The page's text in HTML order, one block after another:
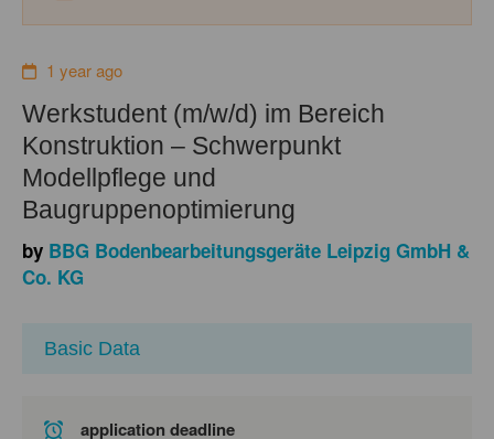
1 year ago
Werkstudent (m/w/d) im Bereich
Konstruktion – Schwerpunkt
Modellpflege und
Baugruppenoptimierung
by BBG Bodenbearbeitungsgeräte Leipzig GmbH &
Co. KG
Basic Data
application deadline